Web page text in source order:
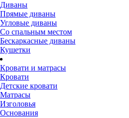
Диваны
Прямые диваны
Угловые диваны
Со спальным местом
Бескаркасные диваны
Кушетки
Кровати и матрасы
Кровати
Детские кровати
Матрасы
Изголовья
Основания